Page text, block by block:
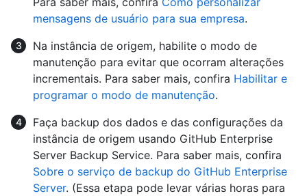
mensagens de usuário para sua empresa.
Na instância de origem, habilite o modo de
manutenção para evitar que ocorram alterações
incrementais. Para saber mais, confira Habilitar e
programar o modo de manutenção.
Faça backup dos dados e das configurações da
instância de origem usando GitHub Enterprise
Server Backup Service. Para saber mais, confira
Sobre o serviço de backup do GitHub Enterprise
Server. (Essa etapa pode levar várias horas para